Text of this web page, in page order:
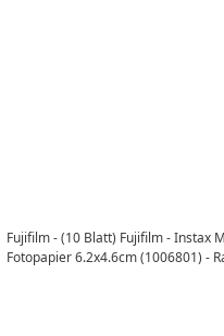
Fujifilm - (10 Blatt) Fujifilm - Instax
Fotopapier 6.2x4.6cm (1006801) -